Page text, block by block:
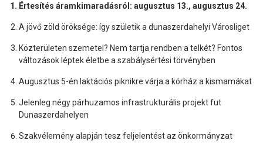
Értesítés áramkimaradásról: augusztus 13., augusztus 24.
A jövő zöld öröksége: így születik a dunaszerdahelyi Városliget
Közterületen szemetel? Nem tartja rendben a telkét? Fontos
változások léptek életbe a szabálysértési törvényben
Augusztus 5-én laktációs piknikre várja a kórház a kismamákat
Jelenleg négy párhuzamos infrastrukturális projekt fut
Dunaszerdahelyen
Szakvélemény alapján tesz feljelentést az önkormányzat